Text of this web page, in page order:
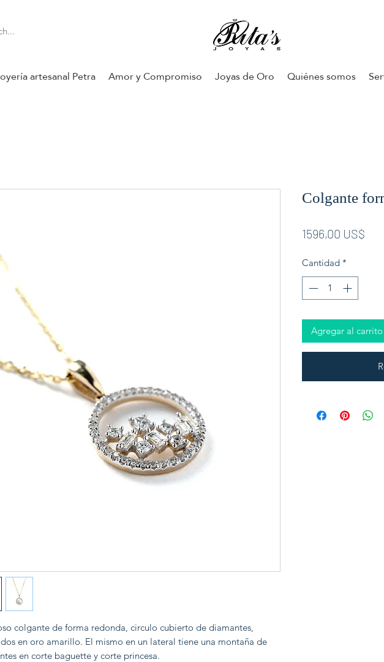
artesanal Petra Amor y Compromiso Joyas de Oro Quiénes somos
colgante de forma redonda, circulo cubierto de diamantes,
en oro amarillo. El mismo en un lateral tiene una montaña de
en corte baguette y corte princesa.
Colgante
1596,00 US$
Cantidad *
Agregar al carrito